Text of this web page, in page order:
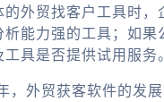
的外贸找客户工具时，
析能力强的工具；如
具是否提供试用服务
，外贸获客软件的发